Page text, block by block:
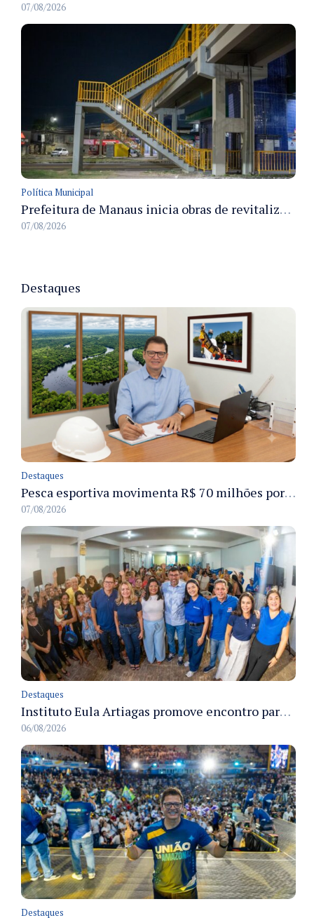
07/08/2026
Política Municipal
Prefeitura de Manaus inicia obras de revitalização na passarela Max Teixeira para ampliar segurança e mobilidade urbana
07/08/2026
Destaques
Destaques
Pesca esportiva movimenta R$ 70 milhões por ano e ganha espaço na economia sustentável do Amazonas
07/08/2026
Destaques
Instituto Eula Artiagas promove encontro para discutir melhorias para o bairro Petrópolis
06/08/2026
Destaques